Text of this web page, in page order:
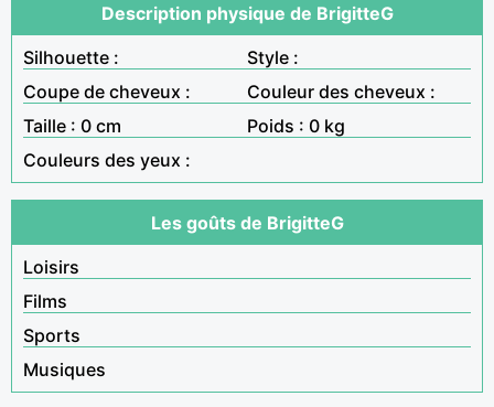
Description physique de BrigitteG
Silhouette :
Style :
Coupe de cheveux :
Couleur des cheveux :
Taille : 0 cm
Poids : 0 kg
Couleurs des yeux :
Les goûts de BrigitteG
Loisirs
Films
Sports
Musiques